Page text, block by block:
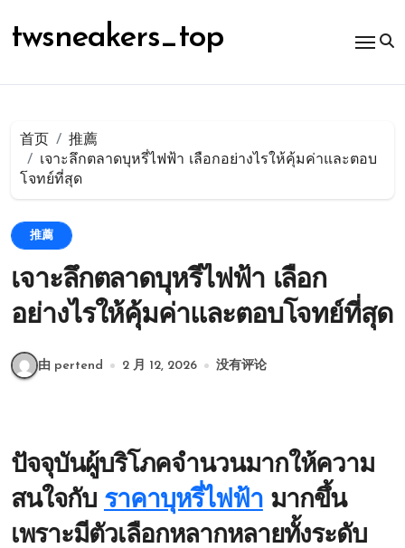
容
twsneakers_top
首页
推薦
เจาะลึกตลาดบุหรี่ไฟฟ้า เลือกอย่างไรให้คุ้มค่าและตอบ
โจทย์ที่สุด
推薦
เจาะลึกตลาดบุหรี่ไฟฟ้า เลือก
อย่างไรให้คุ้มค่าและตอบโจทย์ที่สุด
由 pertend 2 月 12, 2026 没有评论
ปัจจุบันผู้บริโภคจำนวนมากให้ความ
สนใจกับ ราคาบุหรี่ไฟฟ้ามากขึ้น
เพราะมีตัวเลือกหลากหลายทั้งระดับ